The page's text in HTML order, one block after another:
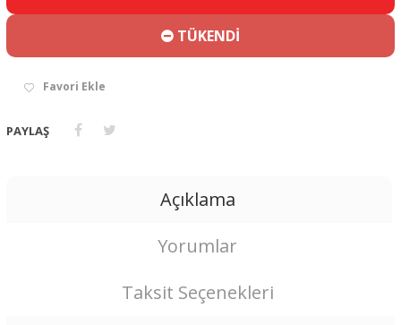
TÜKENDİ
Favori Ekle
PAYLAŞ
Açıklama
Yorumlar
Taksit Seçenekleri